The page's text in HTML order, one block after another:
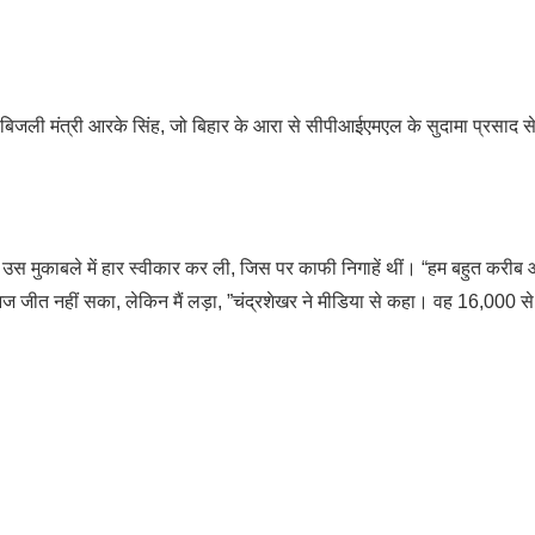
मंत्री आरके सिंह, जो बिहार के आरा से सीपीआईएमएल के सुदामा प्रसाद से
मुकाबले में हार स्वीकार कर ली, जिस पर काफी निगाहें थीं। “हम बहुत करीब
जीत नहीं सका, लेकिन मैं लड़ा, ”चंद्रशेखर ने मीडिया से कहा। वह 16,000